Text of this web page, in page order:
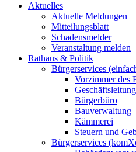
Aktuelles
Aktuelle Meldungen
Mitteilungsblatt
Schadensmelder
Veranstaltung melden
Rathaus & Politik
Bürgerservices
Vorzimmer des
Geschäftsleitung
Bürgerbüro
Bauverwaltung
Kämmerei
Steuern und
Bürgerservices